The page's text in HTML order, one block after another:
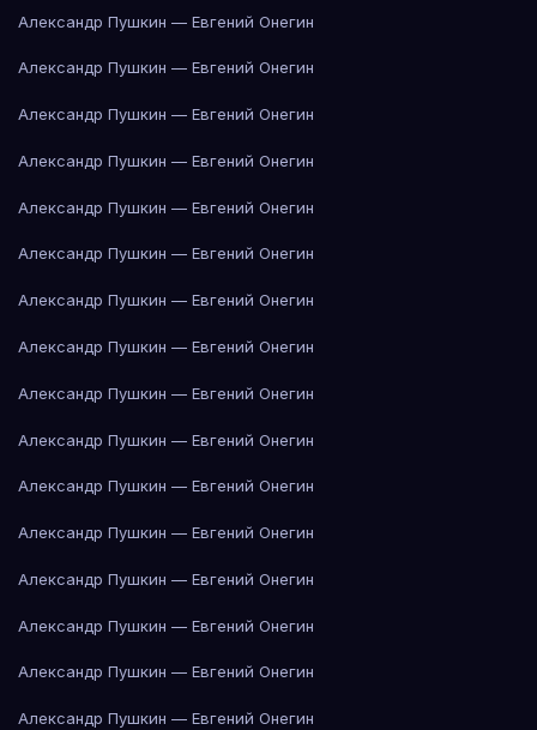
Александр Пушкин — Евгений Онегин
Александр Пушкин — Евгений Онегин
Александр Пушкин — Евгений Онегин
Александр Пушкин — Евгений Онегин
Александр Пушкин — Евгений Онегин
Александр Пушкин — Евгений Онегин
Александр Пушкин — Евгений Онегин
Александр Пушкин — Евгений Онегин
Александр Пушкин — Евгений Онегин
Александр Пушкин — Евгений Онегин
Александр Пушкин — Евгений Онегин
Александр Пушкин — Евгений Онегин
Александр Пушкин — Евгений Онегин
Александр Пушкин — Евгений Онегин
Александр Пушкин — Евгений Онегин
Александр Пушкин — Евгений Онегин